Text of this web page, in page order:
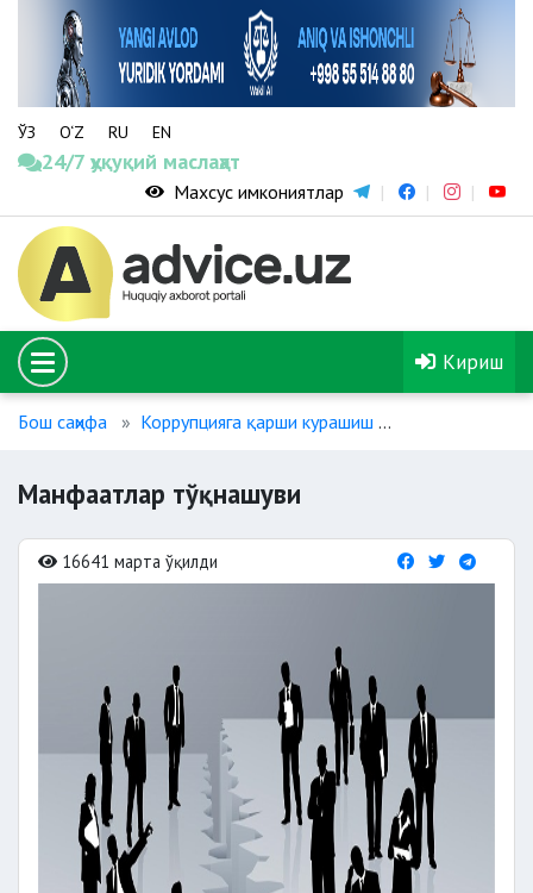
ЎЗ O‘Z RU EN
24/7 ҳуқуқий маслаҳат
Махсус имкониятлар
Кириш
Бош саҳифа Коррупцияга қарши курашиш
Манфаатлар тўқнашуви
16641 марта ўқилди